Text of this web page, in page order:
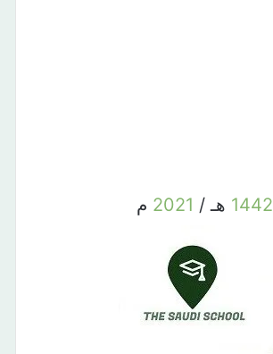
1442 هـ / 2021 م